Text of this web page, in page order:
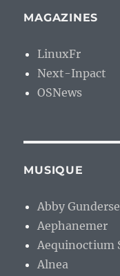
MAGAZINES
LinuxFr
Next-Inpact
OSNews
MUSIQUE
Abby
Aephanemer
Aequinoctium
Alnea